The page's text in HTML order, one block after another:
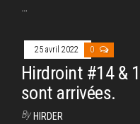
…
25 avril 2022 0
Hirdroint #14 &
sont arrivées.
By HIRDER